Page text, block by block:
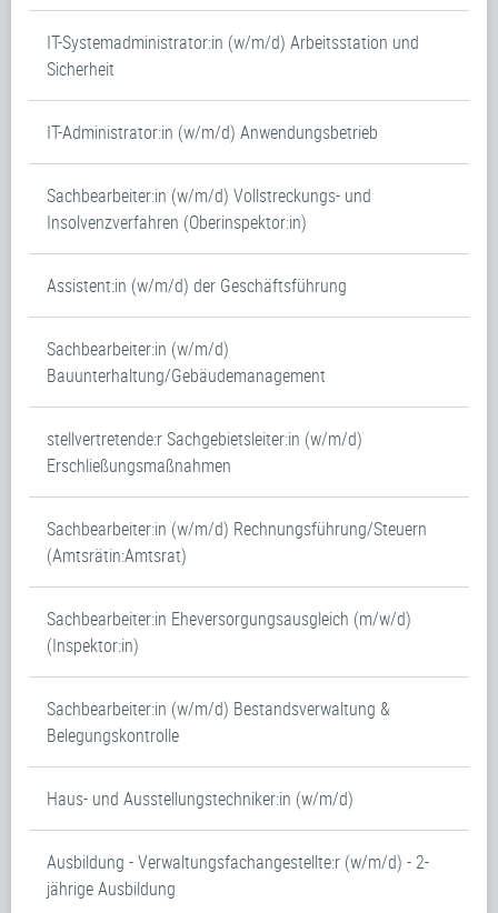
IT-Systemadministrator:in (w/m/d) Arbeitsstation und
Sicherheit
IT-Administrator:in (w/m/d) Anwendungsbetrieb
Sachbearbeiter:in (w/m/d) Vollstreckungs- und
Insolvenzverfahren (Oberinspektor:in)
Assistent:in (w/m/d) der Geschäftsführung
Sachbearbeiter:in (w/m/d)
Bauunterhaltung/Gebäudemanagement
stellvertretende:r Sachgebietsleiter:in (w/m/d)
Erschließungsmaßnahmen
Sachbearbeiter:in (w/m/d) Rechnungsführung/Steuern
(Amtsrätin:Amtsrat)
Sachbearbeiter:in Eheversorgungsausgleich (m/w/d)
(Inspektor:in)
Sachbearbeiter:in (w/m/d) Bestandsverwaltung &
Belegungskontrolle
Haus- und Ausstellungstechniker:in (w/m/d)
Ausbildung - Verwaltungsfachangestellte:r (w/m/d) - 2-
jährige Ausbildung